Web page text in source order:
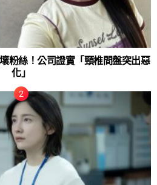
粉絲！公司證實「頸椎間盤突出惡
化」